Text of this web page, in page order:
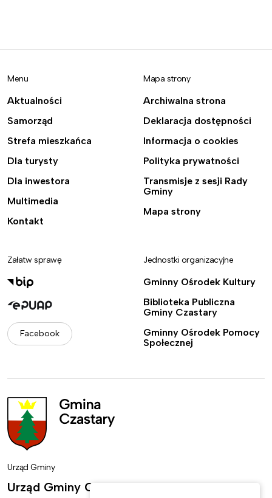
Menu
Aktualności
Samorząd
Strefa mieszkańca
Dla turysty
Dla inwestora
Multimedia
Kontakt
Mapa strony
Archiwalna strona
Deklaracja dostępności
Informacja o cookies
Polityka prywatności
Transmisje z sesji Rady
Gminy
Mapa strony
Załatw sprawę
Facebook
Jednostki organizacyjne
Gminny Ośrodek Kultury
Biblioteka Publiczna
Gminy Czastary
Gminny Ośrodek Pomocy
Społecznej
Urząd Gminy
Urząd Gminy Czastary